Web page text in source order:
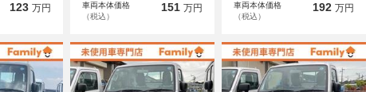
123 万円
車両本体価格
（税込）
151 万円
車両本体価格
（税込）
192 万円